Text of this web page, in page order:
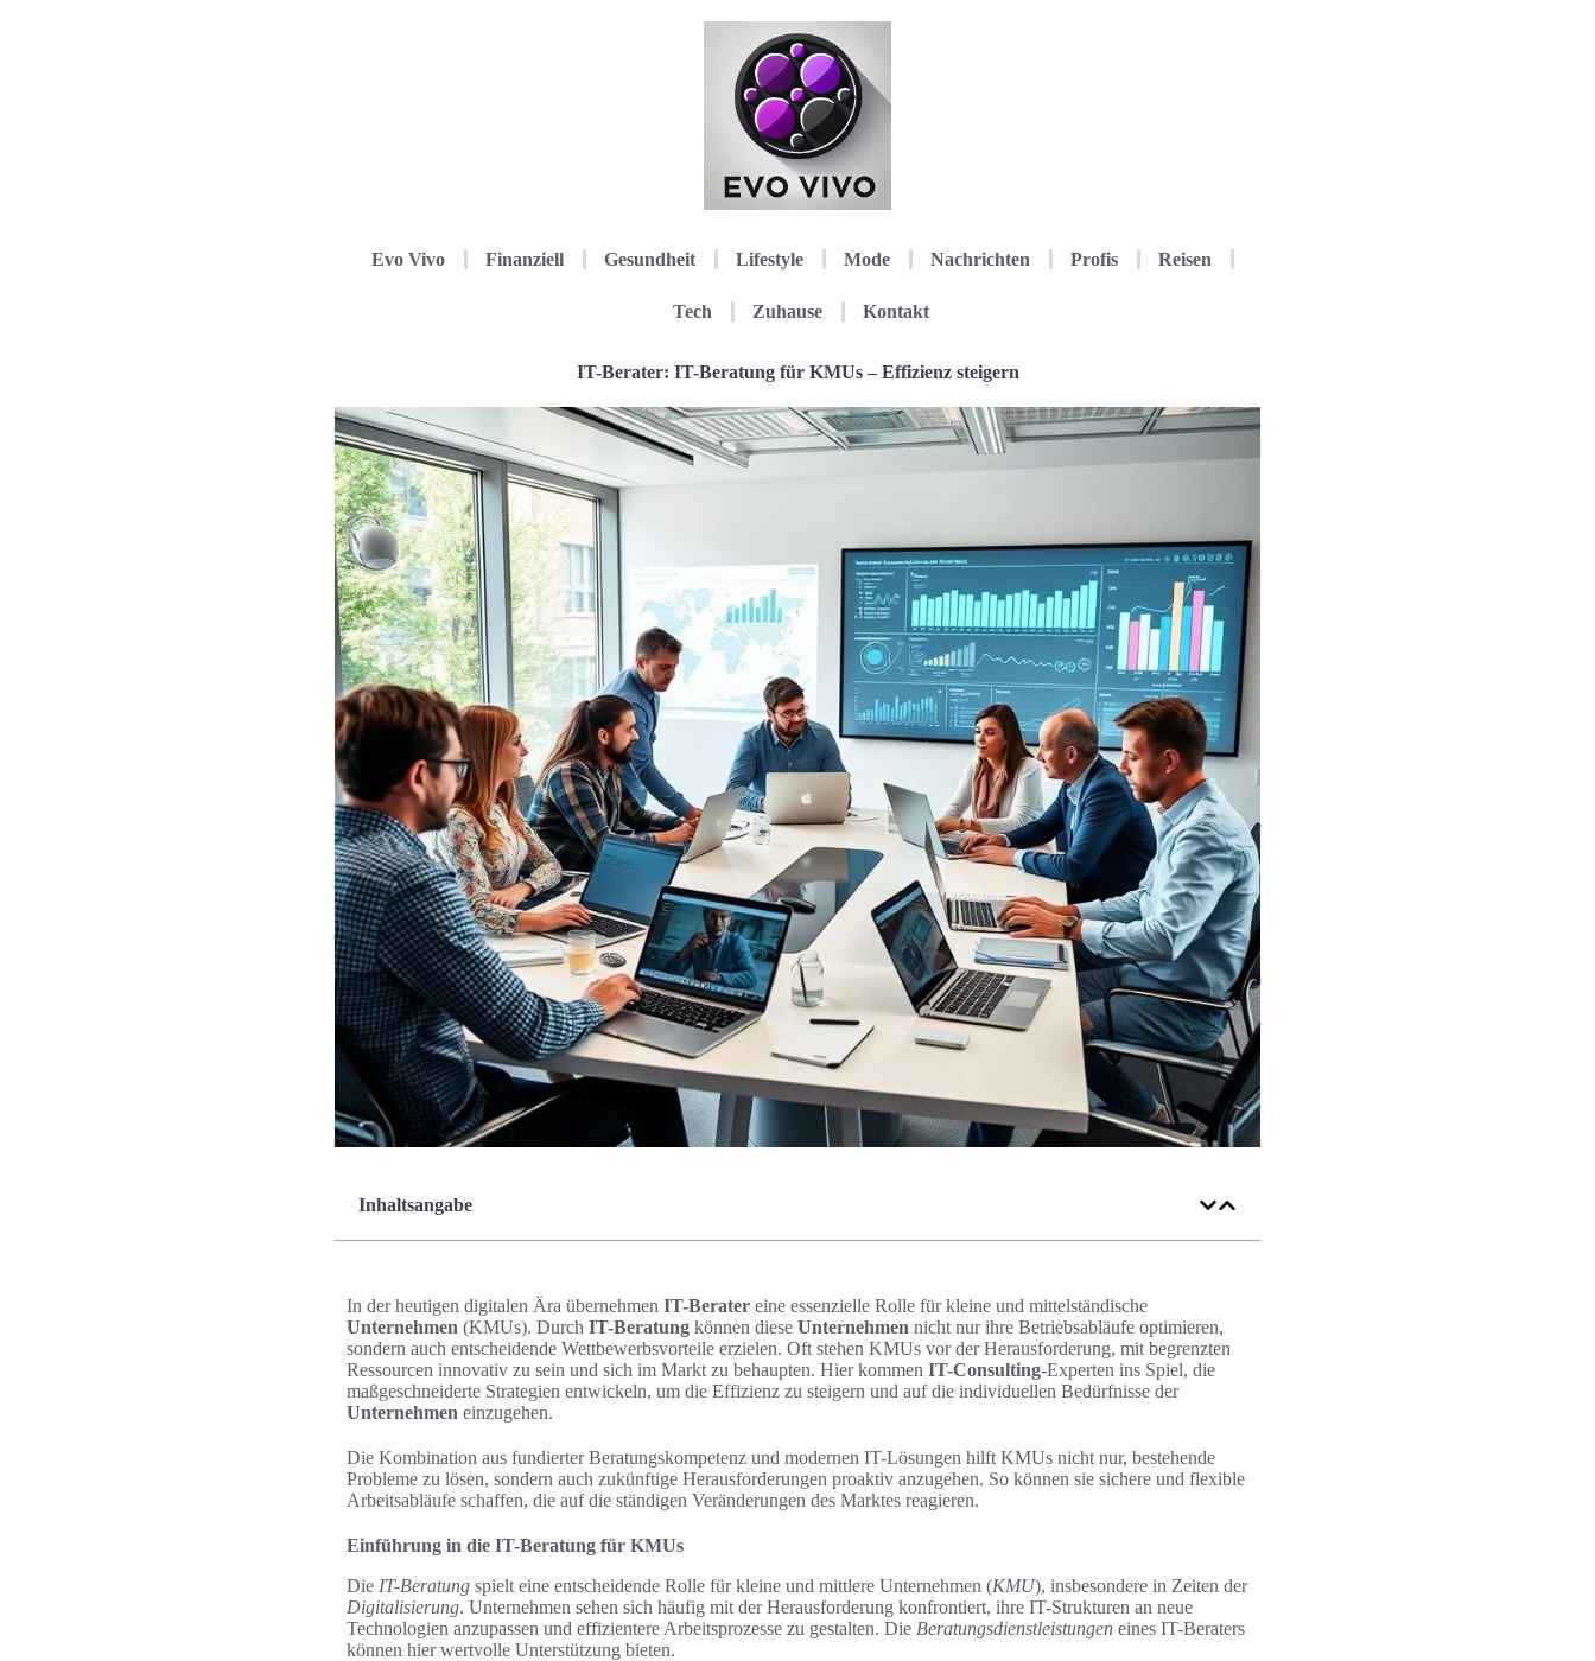
Evo Vivo Finanziell Gesundheit Lifestyle Mode Nachrichten Profis Reisen
Tech Zuhause Kontakt
IT-Berater: IT-Beratung für KMUs – Effizienz steigern
Inhaltsangabe
In der heutigen digitalen Ära übernehmen IT-Berater eine essenzielle Rolle für kleine und mittelständische
Unternehmen (KMUs). Durch IT-Beratung können diese Unternehmen nicht nur ihre Betriebsabläufe optimieren,
sondern auch entscheidende Wettbewerbsvorteile erzielen. Oft stehen KMUs vor der Herausforderung, mit begrenzten
Ressourcen innovativ zu sein und sich im Markt zu behaupten. Hier kommen IT-Consulting-Experten ins Spiel, die
maßgeschneiderte Strategien entwickeln, um die Effizienz zu steigern und auf die individuellen Bedürfnisse der
Unternehmen einzugehen.
Die Kombination aus fundierter Beratungskompetenz und modernen IT-Lösungen hilft KMUs nicht nur, bestehende
Probleme zu lösen, sondern auch zukünftige Herausforderungen proaktiv anzugehen. So können sie sichere und flexible
Arbeitsabläufe schaffen, die auf die ständigen Veränderungen des Marktes reagieren.
Einführung in die IT-Beratung für KMUs
Die IT-Beratung spielt eine entscheidende Rolle für kleine und mittlere Unternehmen (KMU), insbesondere in Zeiten der
Digitalisierung. Unternehmen sehen sich häufig mit der Herausforderung konfrontiert, ihre IT-Strukturen an neue
Technologien anzupassen und effizientere Arbeitsprozesse zu gestalten. Die Beratungsdienstleistungen eines IT-Beraters
können hier wertvolle Unterstützung bieten.